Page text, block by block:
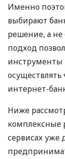
Именно
выбирают
решение, а
подход
инструменты
интернет-
Ниже
комплексные
сервисах уже